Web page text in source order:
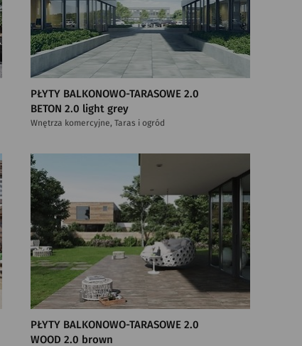
PŁYTY BALKONOWO-TARASOWE 2.0
BETON 2.0 light grey
Wnętrza komercyjne, Taras i ogród
PŁYTY BALKONOWO-TARASOWE 2.0
WOOD 2.0 brown